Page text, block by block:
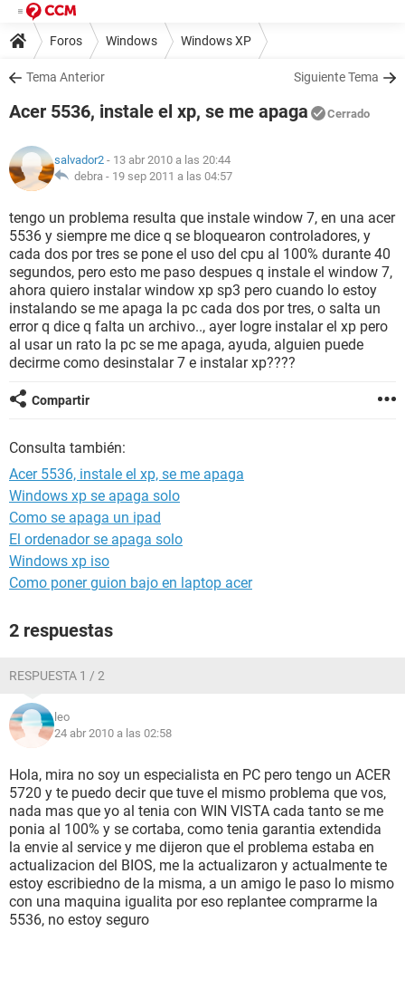
Foros Windows Windows XP
Tema Anterior Siguiente Tema
Acer 5536, instale el xp, se me apaga Cerrado
salvador2 - 13 abr 2010 a las 20:44
debra - 19 sep 2011 a las 04:57
tengo un problema resulta que instale window 7, en una acer
5536 y siempre me dice q se bloquearon controladores, y
cada dos por tres se pone el uso del cpu al 100% durante 40
segundos, pero esto me paso despues q instale el window 7,
ahora quiero instalar window xp sp3 pero cuando lo estoy
instalando se me apaga la pc cada dos por tres, o salta un
error q dice q falta un archivo.., ayer logre instalar el xp pero
al usar un rato la pc se me apaga, ayuda, alguien puede
decirme como desinstalar 7 e instalar xp????
Compartir
Consulta también:
Acer 5536, instale el xp, se me apaga
Windows xp se apaga solo
Como se apaga un ipad
El ordenador se apaga solo
Windows xp iso
Como poner guion bajo en laptop acer
2 respuestas
RESPUESTA 1 / 2
leo
24 abr 2010 a las 02:58
Hola, mira no soy un especialista en PC pero tengo un ACER
5720 y te puedo decir que tuve el mismo problema que vos,
nada mas que yo al tenia con WIN VISTA cada tanto se me
ponia al 100% y se cortaba, como tenia garantia extendida
la envie al service y me dijeron que el problema estaba en
actualizacion del BIOS, me la actualizaron y actualmente te
estoy escribiedno de la misma, a un amigo le paso lo mismo
con una maquina igualita por eso replantee comprarme la
5536, no estoy seguro